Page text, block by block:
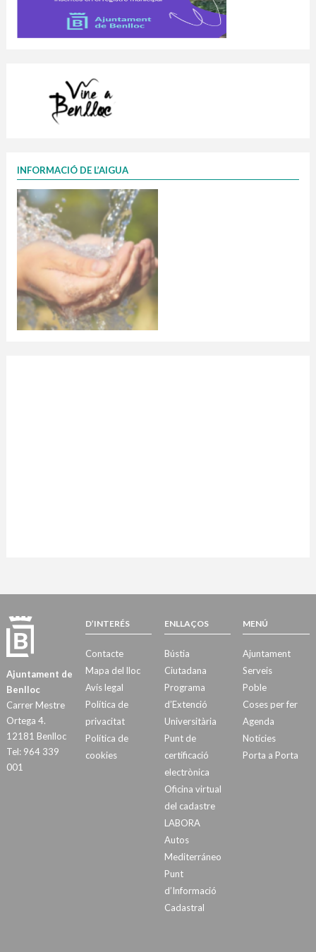
INFORMACIÓ DE L’AIGUA
Ajuntament de
Benlloc
Carrer Mestre
Ortega 4.
12181 Benlloc
Tel: 964 339
001
D’INTERÉS
Contacte
Mapa del lloc
Avís legal
Política de
privacitat
Política de
cookies
ENLLAÇOS
Bústia
Ciutadana
Programa
d’Extenció
Universitària
Punt de
certificació
electrònica
Oficina virtual
del cadastre
LABORA
Autos
Mediterráneo
Punt
d’Informació
Cadastral
MENÚ
Ajuntament
Serveis
Poble
Coses per fer
Agenda
Notícies
Porta a Porta